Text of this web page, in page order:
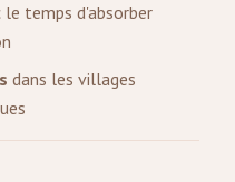
le temps d'absorber
dans les villages